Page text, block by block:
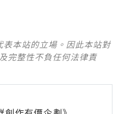
本站的立場。因此本站對
完整性不負任何法律責